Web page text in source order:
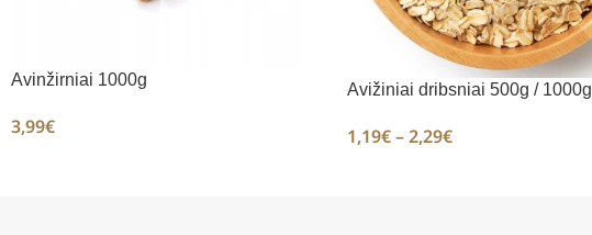
Avinžirniai 1000g
3,99€
Avižiniai dribsniai 500g / 1000g
1,19€ – 2,29€